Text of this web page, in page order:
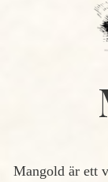
Mangold är ett